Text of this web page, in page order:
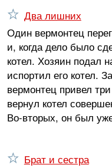
Два лишних
Один вермонтец
и, когда дело было
котел. Хозяин подал
испортил его котел.
вермонтец привел
вернул котел
Во-вторых, он был
Брат и сестра